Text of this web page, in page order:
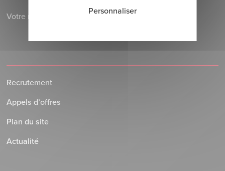
Votre retour au domicile
Recrutement
Appels d’offres
Plan du site
Actualité
Personnaliser